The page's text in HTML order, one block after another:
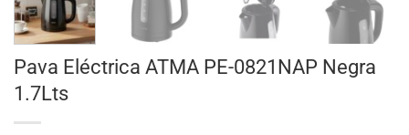
Pava Eléctrica ATMA PE-0821NAP Negra
1.7Lts